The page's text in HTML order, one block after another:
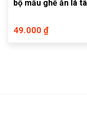
bộ mẫu ghế ăn lá
49.000 ₫